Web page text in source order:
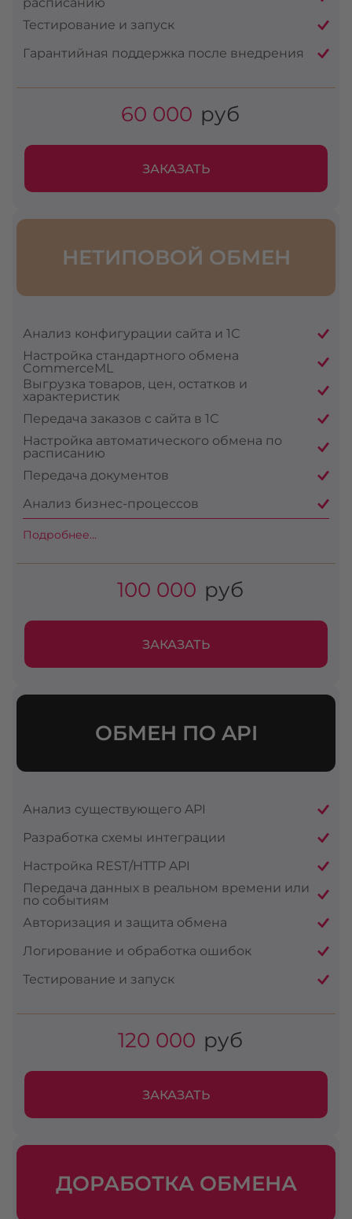
расписанию
Тестирование и запуск
Гарантийная поддержка после внедрения
60 000 руб
ЗАКАЗАТЬ
НЕТИПОВОЙ ОБМЕН
Анализ конфигурации сайта и 1С
Настройка стандартного обмена
CommerceML
Выгрузка товаров, цен, остатков и
характеристик
Передача заказов с сайта в 1С
Настройка автоматического обмена по
расписанию
Передача документов
Анализ бизнес-процессов
Подробнее...
100 000 руб
ЗАКАЗАТЬ
ОБМЕН ПО API
Анализ существующего API
Разработка схемы интеграции
Настройка REST/HTTP API
Передача данных в реальном времени или
по событиям
Авторизация и защита обмена
Логирование и обработка ошибок
Тестирование и запуск
120 000 руб
ЗАКАЗАТЬ
ДОРАБОТКА ОБМЕНА